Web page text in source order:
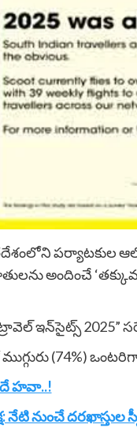
పర్యాటకుల
అందించే
ఇన్‌సైట్స్
(74%) ఒంటరిగా
హవా..!
నుంచే దరఖాస్తుల